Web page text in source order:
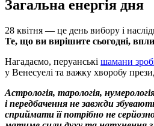
Загальна енергія дня
28 квітня — це день вибору і
Те, що ви вирішите сьогодні,
Нагадаємо, перуанські шамани
у Венесуелі та важку хворобу
Астрологія, тарологія,
і передбачення не завжди
сприймати її потрібно не